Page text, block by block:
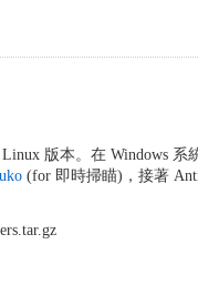
版本。在 Windows 系
(for 即時掃瞄)，接著